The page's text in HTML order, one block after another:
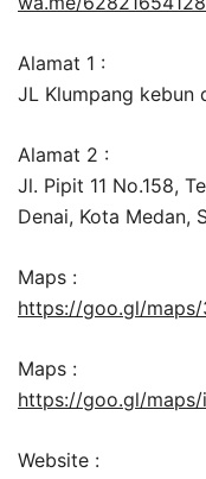
Alamat 1 :
JL Klumpang kebun
Alamat 2 :
Jl. Pipit 11 No.158,
Denai, Kota Medan,
Maps :
https://goo.gl/
Maps :
https://goo.gl/maps/
Website :